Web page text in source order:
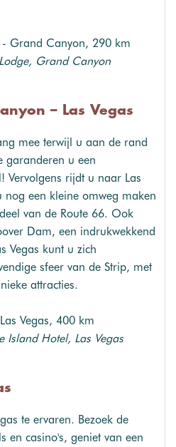
- Grand Canyon, 290 km
Grand Canyon
– Las Vegas
mee terwijl u aan de rand
garanderen u een
Vervolgens rijdt u naar Las
nog een kleine omweg maken
van de Route 66. Ook
Dam, een indrukwekkend
Vegas kunt u zich
sfeer van de Strip, met
attracties.
Vegas, 400 km
Island Hotel, Las Vegas
te ervaren. Bezoek de
en casino's, geniet van een